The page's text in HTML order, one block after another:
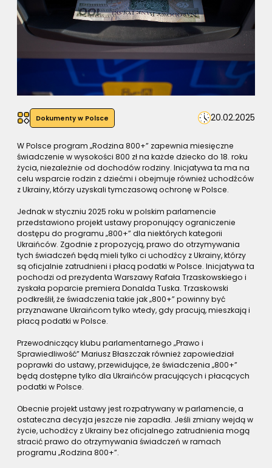
Dokumenty w Polsce 20.02.2025
W Polsce program „Rodzina 800+” zapewnia miesięczne
świadczenie w wysokości 800 zł na każde dziecko do 18. roku
życia, niezależnie od dochodów rodziny. Inicjatywa ta ma na
celu wsparcie rodzin z dziećmi i obejmuje również uchodźców
z Ukrainy, którzy uzyskali tymczasową ochronę w Polsce.
Jednak w styczniu 2025 roku w polskim parlamencie
przedstawiono projekt ustawy proponujący ograniczenie
dostępu do programu „800+” dla niektórych kategorii
Ukraińców. Zgodnie z propozycją, prawo do otrzymywania
tych świadczeń będą mieli tylko ci uchodźcy z Ukrainy, którzy
są oficjalnie zatrudnieni i płacą podatki w Polsce. Inicjatywa ta
pochodzi od prezydenta Warszawy Rafała Trzaskowskiego i
zyskała poparcie premiera Donalda Tuska. Trzaskowski
podkreślił, że świadczenia takie jak „800+” powinny być
przyznawane Ukraińcom tylko wtedy, gdy pracują, mieszkają i
płacą podatki w Polsce.
Przewodniczący klubu parlamentarnego „Prawo i
Sprawiedliwość” Mariusz Błaszczak również zapowiedział
poprawki do ustawy, przewidujące, że świadczenia „800+”
będą dostępne tylko dla Ukraińców pracujących i płacących
podatki w Polsce.
Obecnie projekt ustawy jest rozpatrywany w parlamencie, a
ostateczna decyzja jeszcze nie zapadła. Jeśli zmiany wejdą w
życie, uchodźcy z Ukrainy bez oficjalnego zatrudnienia mogą
stracić prawo do otrzymywania świadczeń w ramach
programu „Rodzina 800+”.